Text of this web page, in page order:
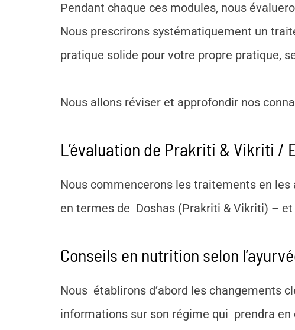
Pendant chaque ces modules, nous
Nous prescrirons systématiquement un
pratique solide pour votre propre pratique,
Nous allons réviser et approfondir nos
L’évaluation de Prakriti & Vikriti /
Nous commencerons les traitements en les
en termes de Doshas (Prakriti & Vikriti) –
Conseils en nutrition selon
Nous établirons d’abord les changements
informations sur son régime qui prendra en